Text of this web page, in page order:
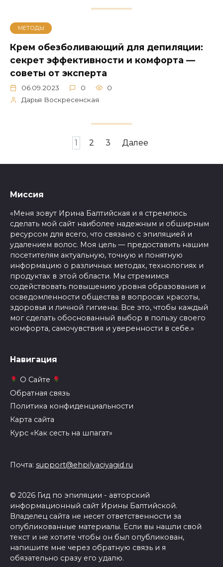
МЕТОДЫ
Крем обезболивающий для депиляции:
секрет эффективности и комфорта —
советы от эксперта
06.09.2023 0
0
Дарья Воскресенская
1 2 3 Далее
Миссия
«Меня зовут Ирина Балтийская и я стремлюсь
сделать мой сайт наиболее надежным и обширным
ресурсом для всего, что связано с эпиляцией и
удалением волос. Моя цель — предоставить нашим
посетителям актуальную, точную и понятную
информацию о различных методах, технологиях и
продуктах в этой области. Мы стремимся
содействовать повышению уровня образования и
осведомленности общества в вопросах красоты,
здоровья и личной гигиены. Все это, чтобы каждый
мог сделать обоснованный выбор в пользу своего
комфорта, самочувствия и уверенности в себе.»
Навигация
О Сайте
Обратная связь
Политика конфиденциальности
Карта сайта
Курс «Как сесть на шпагат»
Почта: support@ehpilyaciyagid.ru
© 2026 Гид по эпиляции - авторский
информационный сайт Ирины Балтийской.
Владелец сайта не несет ответственности за
опубликованные материалы. Если вы нашли свой
текст и не хотите чтобы он был опубликован,
напишите мне через обратную связь и я
обязательно сразу его удалю.